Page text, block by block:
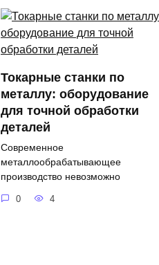
Токарные станки по
металлу: оборудование
для точной обработки
деталей
Современное
металлообрабатывающее
производство невозможно
0 4